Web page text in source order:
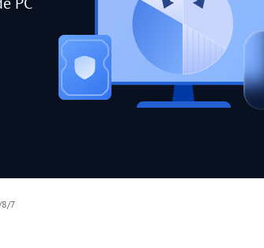
8/7